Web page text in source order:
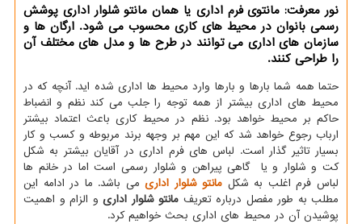
نور معرفت: مانتوی فرم اداری یا همان مانتو شلوار اداری پوشش
رسمی بانوان در محیط های كاری محسوب می شود. ارگان ها و
سازمان های اداری می توانند در طرح ها و مدل های مختلف آن
را طراحی كنند.
حتما همه شما بارها و بارها وارد محیط ها اداری شده اید. آنچه که در
محیط های اداری بیشتر از همه توجه را جلب می کند نظم و انضباط
حاکم بر محیط خواهد بود. نظم در محیط کاری باعث اعتماد بیشتر
ارباب رجوع خواهد شد که این مهم بر وجهه برند مربوطه و کسب و کار
بسیار تاثیر گذار است. لباس های فرم اداری در آقایان بیشتر به شکل
کت و شلوار و یا گاهی پیراهن و شلوار رسمی است اما در خانم ها
لباس فرم اغلب به شکل مانتو شلوار اداریمی باشد. ما در ادامه این
مطلب به طور مفصل درباره تعریف مانتو شلوار اداری و الزام و اهمیت
پوشیدن آن در محیط های اداری بحث خواهیم کرد.